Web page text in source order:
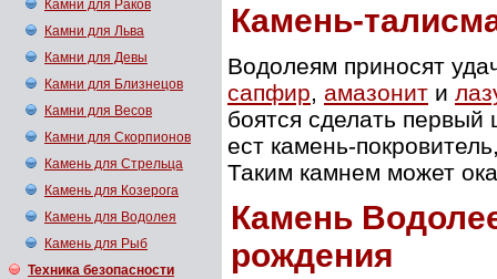
Камни для Раков
Камни для Льва
Камни для Девы
Камни для Близнецов
Камни для Весов
Камни для Скорпионов
Камень для Стрельца
Камень для Козерога
Камень для Водолея
Камень для Рыб
Техника безопасности
Камень-
Водолеям приносят
сапфир, амазонит и
боятся сделать первый
ест камень-
Таким камнем может
Камень
рождения